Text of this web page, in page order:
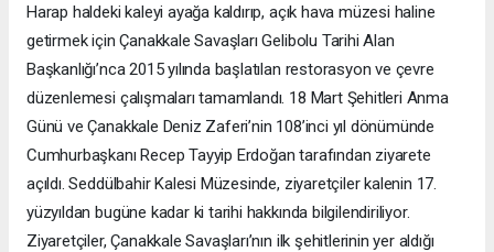
Harap haldeki kaleyi ayağa kaldırıp, açık hava müzesi haline
getirmek için Çanakkale Savaşları Gelibolu Tarihi Alan
Başkanlığı’nca 2015 yılında başlatılan restorasyon ve çevre
düzenlemesi çalışmaları tamamlandı. 18 Mart Şehitleri Anma
Günü ve Çanakkale Deniz Zaferi’nin 108’inci yıl dönümünde
Cumhurbaşkanı Recep Tayyip Erdoğan tarafından ziyarete
açıldı. Seddülbahir Kalesi Müzesinde, ziyaretçiler kalenin 17.
yüzyıldan bugüne kadar ki tarihi hakkında bilgilendiriliyor.
Ziyaretçiler, Çanakkale Savaşları’nın ilk şehitlerinin yer aldığı